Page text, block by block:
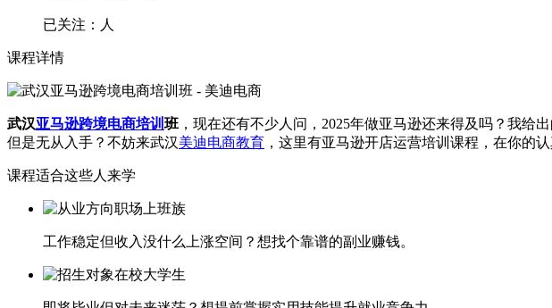
已关注： 人
课程详情
武汉亚马逊跨境电商培训 班 ，现在还有不少人问，2025年做亚马逊还来得及吗？我给
但是无从入手？不妨来武汉美迪电商教育 ，这里有亚马逊开店运营培训课程，在你的
课程适合这些人来学
职场上班族
工作稳定但收入没什么上涨空间？想找个靠谱的副业赚钱。
在校大学生